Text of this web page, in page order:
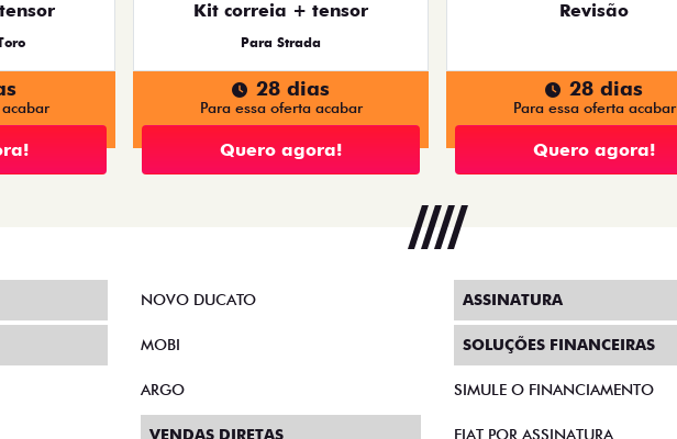
Kit correia + tensor
Para Strada
28 dias
Para essa oferta acabar
Quero agora!
Revisão
28 dias
Para essa oferta acabar
Quero agora!
NOVO DUCATO
MOBI
ARGO
VENDAS DIRETAS
ASSINATURA
SOLUÇÕES FINANCEIRAS
SIMULE O FINANCIAMENTO
FIAT POR ASSINATURA